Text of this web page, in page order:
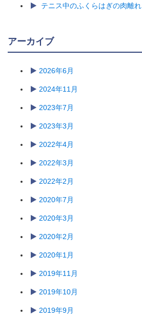
テニス中のふくらはぎの肉離れ
アーカイブ
2026年6月
2024年11月
2023年7月
2023年3月
2022年4月
2022年3月
2022年2月
2020年7月
2020年3月
2020年2月
2020年1月
2019年11月
2019年10月
2019年9月